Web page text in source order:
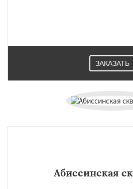
ЗАКАЗАТЬ
Абиссинская